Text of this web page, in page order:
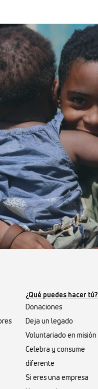
¿Qué puedes hacer tú?
Donaciones
Deja un legado
Voluntariado en misión
Celebra y consume
diferente
Si eres una empresa